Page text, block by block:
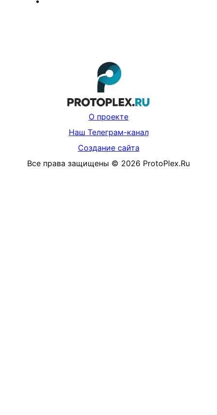
О проекте
Наш Телеграм-канал
Создание сайта
Все права защищены © 2026 ProtoPlex.Ru